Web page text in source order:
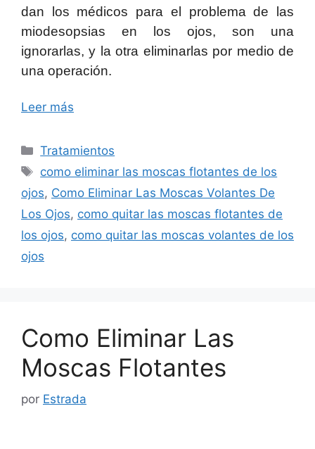
dan los médicos para el problema de las
miodesopsias en los ojos, son una
ignorarlas, y la otra eliminarlas por medio de
una operación.
Leer más
Categorías
Tratamientos
Etiquetas
como eliminar las moscas flotantes de los
ojos, Como Eliminar Las Moscas Volantes De
Los Ojos, como quitar las moscas flotantes de
los ojos, como quitar las moscas volantes de los
ojos
Como Eliminar Las
Moscas Flotantes
por Estrada